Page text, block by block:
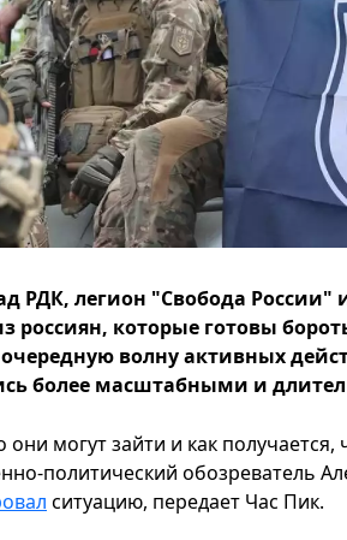
РДК, легион "Свобода России"
россиян, которые готовы
волну активных
более масштабными и
они могут зайти и как
политический обозреватель
ситуацию, передает Час Пик.